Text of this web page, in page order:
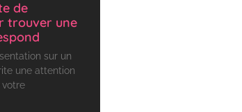
de
trouver une
sur un
une attention